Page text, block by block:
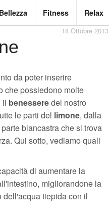
Bellezza Fitness Relax
18 Ottobre 2013
da poter inserire
che possiedono molte
benesseredel nostro
le parti del limone, dalla
biancastra che si trova
Qui sotto, vediamo quali
di aumentare la
migliorandone la
dell'acqua tiepida con il